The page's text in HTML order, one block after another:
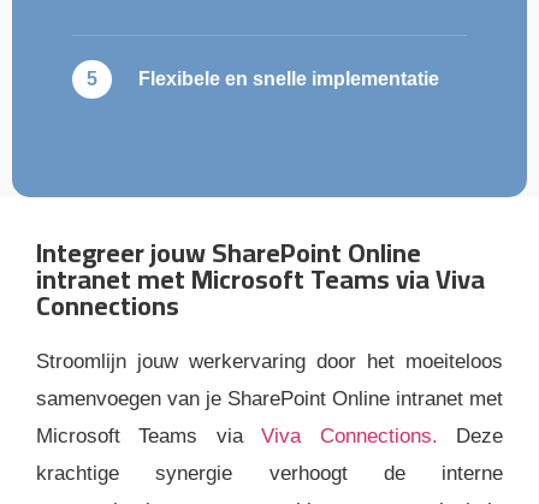
Flexibele en snelle implementatie
Integreer jouw SharePoint Online
intranet met Microsoft Teams via Viva
Connections
Stroomlijn jouw werkervaring door het moeiteloos
samenvoegen van je SharePoint Online intranet met
Microsoft Teams viaViva Connections. Deze
krachtige synergie verhoogt de interne